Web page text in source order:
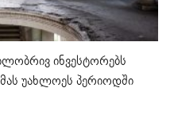
ინვესტორებს
უახლოეს პერიოდში